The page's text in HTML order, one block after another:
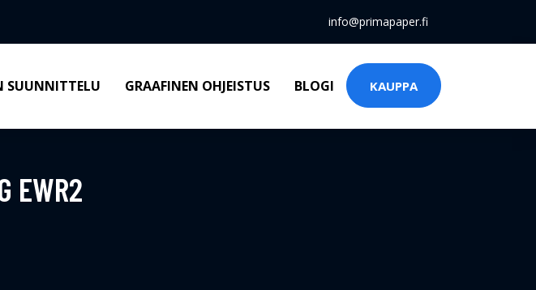
info@primapaper.fi
SUUNNITTELU GRAAFINEN OHJEISTUS BLOGI KAUPPA
EWR2